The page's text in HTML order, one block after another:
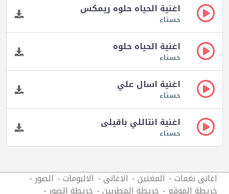
اغنية الحياه حلوه ريمكس
حسناء
اغنية الحياه حلوه
حسناء
اغنية اسال علي
حسناء
اغنية انتاللي باقيلى
حسناء
اغانى نغمات المغنين الاغانى الالبومات الصور
خريطة الموقع خريطة المطربين خريطة الصور